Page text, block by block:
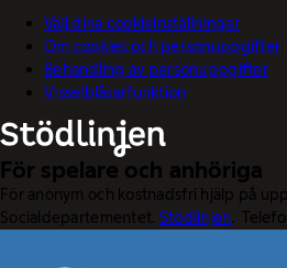
Välj dina cookieinställningar
Om cookies och personuppgifter
Behandling av personuppgifter
Visselblåsarfunktion
För spelare och anhöriga
För anonym och kostnadsfri hjälp på
Socialdepartementet. Stödlinjen.